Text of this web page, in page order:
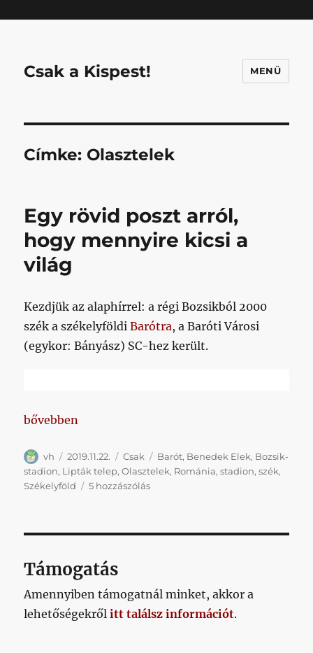
Csak a Kispest! MENÜ
Címke: Olasztelek
Egy rövid poszt arról,
hogy mennyire kicsi a
világ
Kezdjük az alaphírrel: a régi Bozsikból 2000
szék a székelyföldiBarótra, a Baróti Városi
(egykor: Bányász) SC-hez került.
„Egy rövid poszt arról, hogy mennyire kicsi a világ”
bővebben
Szerző
vh Közzétéve
2019.11.22. Kategória
Csak Címke
Barót, Benedek Elek, Bozsik-
stadion, Lipták telep,Olasztelek, Románia,stadion,szék,
Székelyföld
5 hozzászólásEgy
a
című
Támogatás
Amennyiben támogatnál minket, akkor a
lehetőségekrőlitt találsz információt.